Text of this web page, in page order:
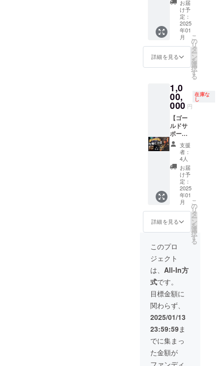
クフ
リーフ
ロー、
トイレ
バスは2
つづ
つ、と
圧倒的
な顧客
作られ
たホテ
ルで、
石垣島
屈指の1
日1組限
定のラ
グジュ
アリー
ホテル
です。
立地
は、観
光ス
ポット
である
730記念
碑の目
の前に
位置し
てお
り、離
島ター
ミナル
やユー
グレナ
モール
まで徒
歩3分、
周辺に
は多く
の飲食
店やお
土産屋
さんが
立ち並
かなか
無いの
でぜひ
ご利用
くださ
い！
『730H
OTELS.
』はこ
抜いた
インテ
リア、
160㎡の
広い空
間、サ
ウナー
がうな
るロウ
リュサ
ウナ、
ドリン
クフ
リーフ
ロー、
トイレ
バスは2
つづ
つ、と
圧倒的
な顧客
目線で
作られ
たホテ
ルで、
石垣島
屈指の1
日1組限
定のラ
グジュ
アリー
ホテル
です。
立地
は、観
光ス
たのた
めだけ
に一生
懸命に
オリジ
ナル曲
を書き
下ろし
ます。
テツオ
が唄う
曲とし
てで
も、あ
なたが
唄う曲
として
でも、
フレキ
シブル
にご対
応いた
しま
す。 ※
ヒアリ
ングの
ための
ズーム
60分×2
回 ※
ズーム
日程は
ご相談
の上決
定させ
ていた
だきま
す ※音
源はギ
ター弾
き語り
でのご
納品と
なりま
す ※別
ば』に
ご来店
で、す
べての
ニュー
からお
好きな
ものを
もご自
由にお
召し上
がり頂
けま
す。 何
回でも
何人で
もたく
さん食
べに来
てくだ
さい！
※有効期
限2025
年2月〜
2030年
2月末日
まで ※
ご支援
者様含
むグ
ループ
全員対
象 ※ご
支援者
様同伴
に限り
ます ※
アル
コール
類は除
きます
お届
け予
定：
2025
年01
月
詳細を見る
こ
の
リ
タ
ー
ン
を
選
択
す
る
1,0
00,
000 円
在庫な
し
【ゴー
ルドサ
ポー
ター(20
年間)】
『今帰
仁そ
ば』に
ご来店
で、す
べての
ニュー
からお
好きな
ものい
つでも
ご自由
にお召
し上が
り頂け
ます。
何回で
も何人
でもた
くさん
食べに
来てく
ださ
い！ ※
有効期
限2025
支援
者：
4人
お届
け予
定：
2025
年01
月
詳細を見る
こ
の
リ
タ
ー
ン
を
選
択
す
る
このプロ
ジェクト
は、 All-In方
式です。
目標金額に
関わらず、
2025/01/13
23:59:59ま
でに集まっ
た金額が
ファンディ